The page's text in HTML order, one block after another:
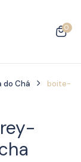
0
do Chá
boite-